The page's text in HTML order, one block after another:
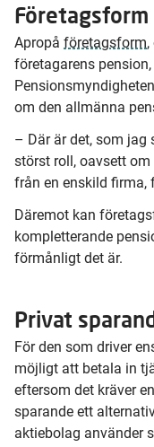
Apropå företagsform
företagarens
om den allmänna
– Där är det, som jag
störst roll, oavsett
från en enskild firma,
Däremot kan
kompletterande
förmånligt det är.
Privat
För den som driver
möjligt att betala in
eftersom det kräver
sparande ett
aktiebolag använder